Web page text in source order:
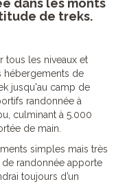
dans les monts
de treks.
tous les niveaux et
hébergements de
jusqu'au camp de
randonnée à
culminant à 5.000
de main.
simples mais très
de randonnée apporte
toujours d’un